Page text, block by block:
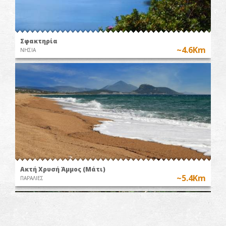
Σφακτηρία
ΝΗΣΙΑ ~4.6Km
Ακτή Χρυσή Άμμος (Μάτι)
ΠΑΡΑΛΙΕΣ ~5.4Km